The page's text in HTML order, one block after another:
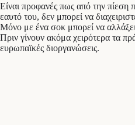
Είναι προφανές πως από την πίεση
εαυτό του, δεν μπορεί να
Μόνο με ένα σοκ μπορεί να
Πριν γίνουν ακόμα χειρότερα τα
ευρωπαϊκές διοργανώσεις.